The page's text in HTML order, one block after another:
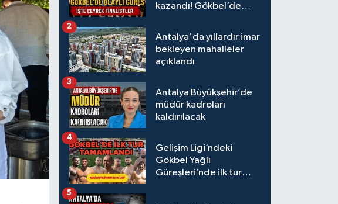
kazandı! Gökbel’de
Gürbüz elendi!
Antalya'da yıllardır imar
bekleyen mahalleler
açıklandı
2
Antalya Büyükşehir’de
müdür kadroları
kaldırılacak
3
Gelişim Ligi’ndeki
Gökbel Yağlı
Güreşleri’nde ilk tur
4
5